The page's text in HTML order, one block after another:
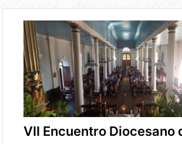
VII Encuentro Diocesano